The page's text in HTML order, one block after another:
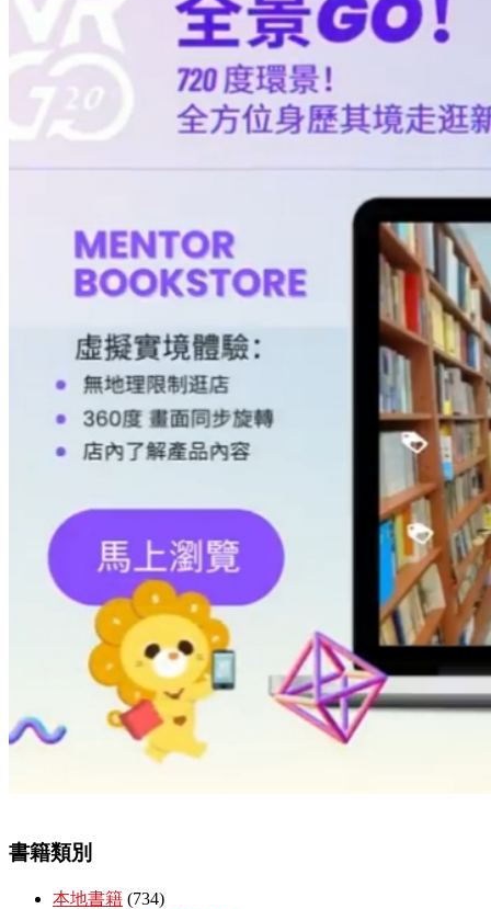
書籍類別
本地書籍 (734)